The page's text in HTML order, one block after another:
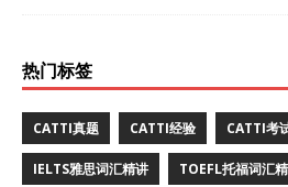
热门标签
CATTI真题 CATTI经验 CATTI考
IELTS雅思词汇精讲 TOEFL托福词汇